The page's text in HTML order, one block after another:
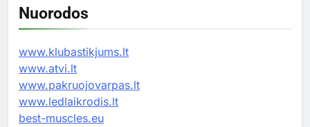
Nuorodos
www.klubastikjums.lt
www.atvi.lt
www.pakruojovarpas.lt
www.ledlaikrodis.lt
best-muscles.eu